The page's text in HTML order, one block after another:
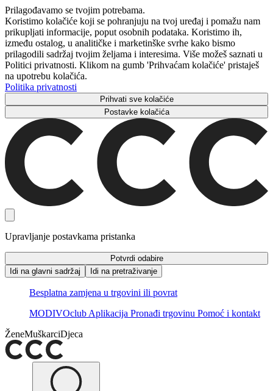
Prilagođavamo se tvojim potrebama.
Koristimo kolačiće koji se pohranjuju na tvoj uređaj i pomažu nam
prikupljati informacije, poput osobnih podataka. Koristimo ih,
između ostalog, u analitičke i marketinške svrhe kako bismo
prilagodili sadržaj tvojim željama i interesima. Više možeš saznati u
Politici privatnosti. Klikom na gumb 'Prihvaćam kolačiće' pristaješ
na upotrebu kolačića.
Politika privatnosti
Prihvati sve kolačiće
Postavke kolačića
Upravljanje postavkama pristanka
Potvrdi odabire
Idi na glavni sadržaj
Idi na pretraživanje
Besplatna zamjena u trgovini ili povrat
MODIVOclub Aplikacija Pronađi trgovinu Pomoć i kontakt
ŽeneMuškarciDjeca